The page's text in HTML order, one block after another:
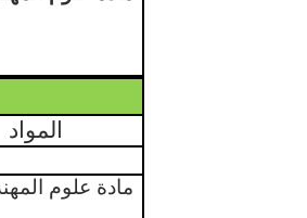
المواد
مادة علوم